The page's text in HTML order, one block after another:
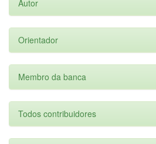
Autor
Orientador
Membro da banca
Todos contribuidores